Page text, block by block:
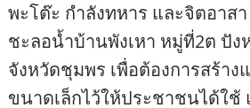
พะโต๊ะ กำลังทหาร และจิตอาส
ชะลอน้ำบ้านพังเหา หมู่ที่2ต ปัง
จังหวัดชุมพร เพื่อต้องการสร้าง
ขนาดเล็กไว้ให้ประชาชนได้ใช้